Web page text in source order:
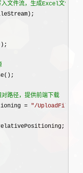
文件流，生成Excel文件
路径，提供前端下载
= "/UploadFile/